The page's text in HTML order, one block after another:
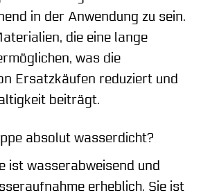
in der Anwendung zu sein.
die eine lange
was die
Ersatzkäufen reduziert und
beiträgt.
absolut wasserdicht?
ist wasserabweisend und
erheblich. Sie ist